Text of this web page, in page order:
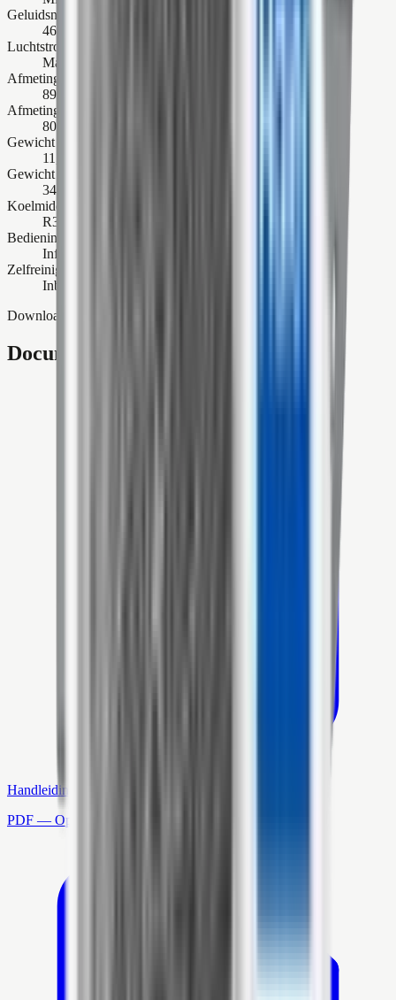
Geluidsniveau buitenunit
46 dB(A)
Luchtstroom binnenunit
Maximaal 700 m³/h
Afmetingen binnenunit (h x b x d)
895 x 313 x 236 mm
Afmetingen buitenunit (h x b x d)
800 x 275 x 553 mm
Gewicht binnenunit
11,6 kg
Gewicht buitenunit
34,5 kg
Koelmiddel
R32
Bedieningsopties
Infrarood afstandsbediening, hOn Smart Home App
Zelfreinigende functie
Inbegrepen
Downloads
Documentatie
Handleiding
PDF — Open in nieuw tabblad